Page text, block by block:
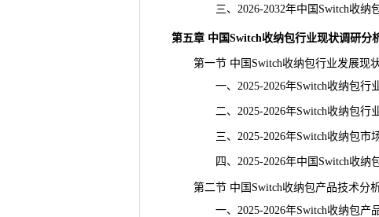
三、2026-2032年中国Switch收纳包
第五章 中国Switch收纳包行业现状调研分
第一节 中国Switch收纳包行业发展现
一、2025-2026年Switch收纳包行业
二、2025-2026年Switch收纳包行业
三、2025-2026年Switch收纳包市场
四、2025-2026年中国Switch收纳包
第二节 中国Switch收纳包产品技术分
一、2025-2026年Switch收纳包产品